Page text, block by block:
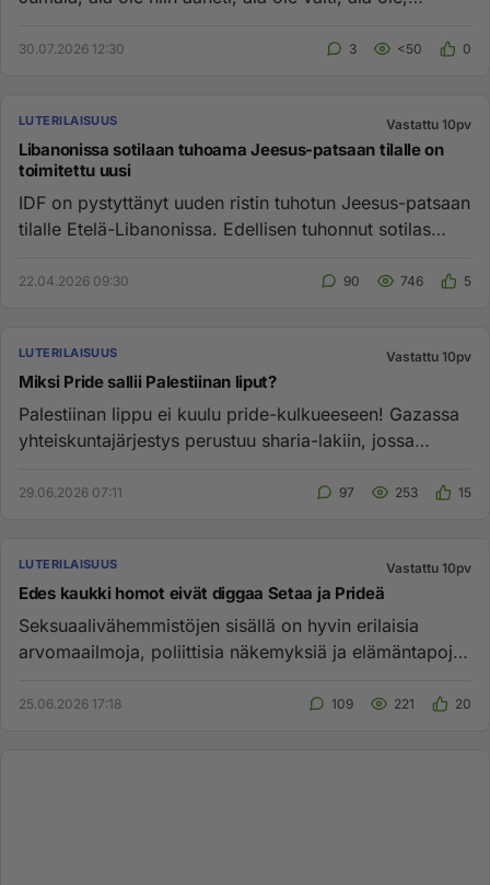
30.07.2026 12:30 3 <50 0
LUTERILAISUUS Vastattu 10pv
Libanonissa sotilaan tuhoama Jeesus-patsaan tilalle on
toimitettu uusi
IDF on pystyttänyt uuden ristin tuhotun Jeesus-patsaan
tilalle Etelä-Libanonissa. Edellisen tuhonnut sotilas
22.04.2026 09:30 90 746 5
LUTERILAISUUS Vastattu 10pv
Miksi Pride sallii Palestiinan liput?
Palestiinan lippu ei kuulu pride-kulkueeseen! Gazassa
yhteiskuntajärjestys perustuu sharia-lakiin, jossa
29.06.2026 07:11 97 253 15
LUTERILAISUUS Vastattu 10pv
Edes kaukki homot eivät diggaa Setaa ja Prideä
Seksuaalivähemmistöjen sisällä on hyvin erilaisia
arvomaailmoja, poliittisia näkemyksiä ja elämäntapoja,
25.06.2026 17:18 109 221 20